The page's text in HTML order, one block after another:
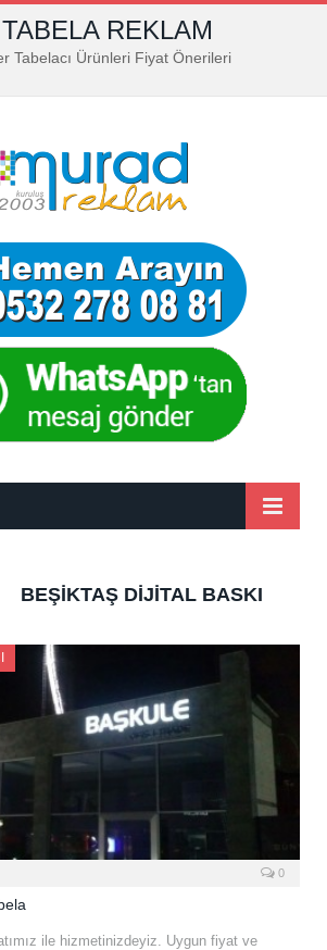
REKLAM
Tabelacı Ürünleri Fiyat Önerileri
BEŞIKTAŞ DIJITAL BASKI
0
ile hizmetinizdeyiz. Uygun fiyat ve